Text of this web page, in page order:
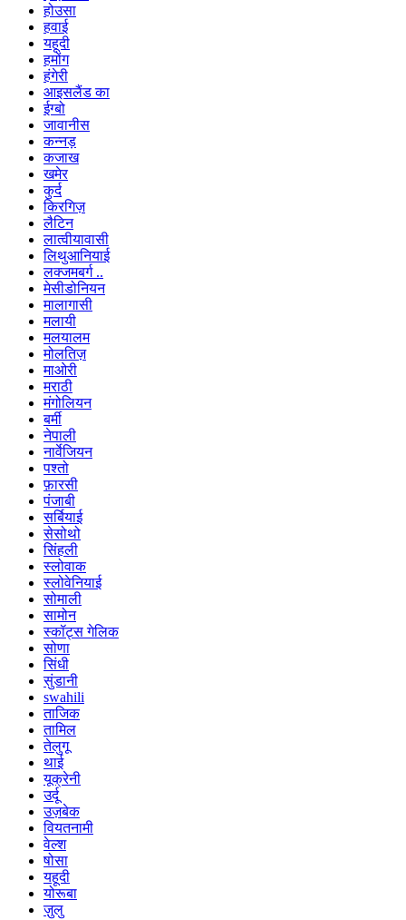
होउसा
हवाई
यहूदी
हमोंग
हंगेरी
आइसलैंड का
ईग्बो
जावानीस
कन्नड़
कजाख
खमेर
कुर्द
किरगिज़
लैटिन
लात्वीयावासी
लिथुआनियाई
लक्जमबर्ग ..
मेसीडोनियन
मालागासी
मलायी
मलयालम
मोलतिज़
माओरी
मराठी
मंगोलियन
बर्मी
नेपाली
नार्वेजियन
पश्तो
फ़ारसी
पंजाबी
सर्बियाई
सेसोथो
सिंहली
स्लोवाक
स्लोवेनियाई
सोमाली
सामोन
स्कॉट्स गेलिक
सोणा
सिंधी
सुंडानी
swahili
ताजिक
तामिल
तेलुगू
थाई
यूक्रेनी
उर्दू
उज़बेक
वियतनामी
वेल्श
षोसा
यहूदी
योरूबा
ज़ुलु